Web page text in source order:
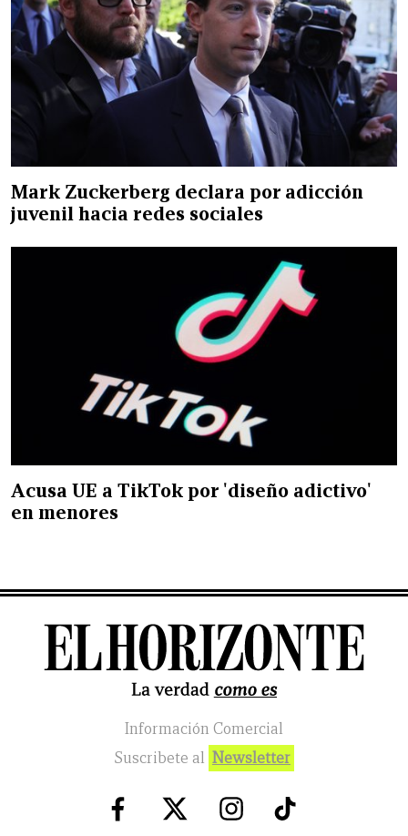
Mark Zuckerberg declara por adicción
juvenil hacia redes sociales
Acusa UE a TikTok por 'diseño adictivo'
en menores
Información Comercial
Suscribete al Newsletter